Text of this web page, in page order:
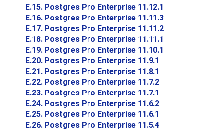
E.15. Postgres Pro Enterprise 11.12.1
E.16. Postgres Pro Enterprise 11.11.3
E.17. Postgres Pro Enterprise 11.11.2
E.18. Postgres Pro Enterprise 11.11.1
E.19. Postgres Pro Enterprise 11.10.1
E.20. Postgres Pro Enterprise 11.9.1
E.21. Postgres Pro Enterprise 11.8.1
E.22. Postgres Pro Enterprise 11.7.2
E.23. Postgres Pro Enterprise 11.7.1
E.24. Postgres Pro Enterprise 11.6.2
E.25. Postgres Pro Enterprise 11.6.1
E.26. Postgres Pro Enterprise 11.5.4